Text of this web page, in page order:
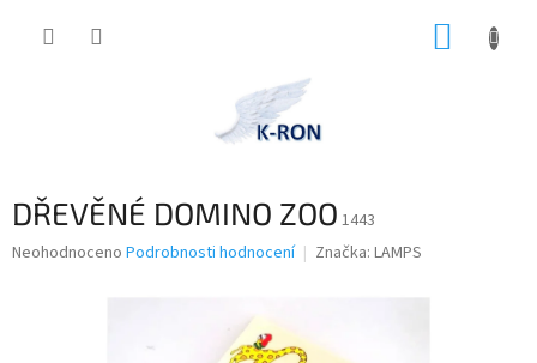
DŘEVĚNÉ DOMINO ZOO 1443
Průměrné
Neohodnoceno Podrobnosti hodnocení Značka: LAMPS